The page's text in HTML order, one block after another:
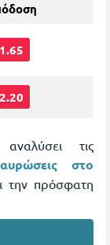
1.65
2.20
τις
στο
την πρόσφατη